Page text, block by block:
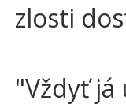
zlosti
"Vždyť